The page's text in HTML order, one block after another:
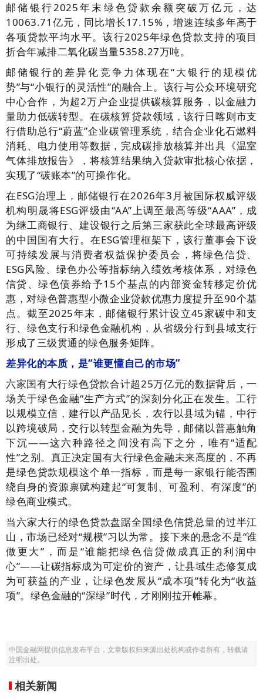
邮储银行2025年末绿色贷款余额突破万亿元，达
10063.71亿元，同比增长17.15%，增速连续多年高于
各项贷款平均水平。该行2025年绿色贷款支持的项目
折合年减排二氧化碳当量5358.27万吨。
邮储银行的差异化竞争力体现在“大银行的规模优
势”与“小银行的灵活性”的融合上。该行与公众环境研究
中心合作，为超2万户企业提供碳核算服务，以金融力
量助力低碳转型。在碳核算贷款领域，该行日喀则市支
行借助总行“蔚蓝”企业碳管理系统，结合企业化石燃料
消耗、电力使用等数据，完成碳排放核算并出具《温室
气体排放报告》，将核算结果纳入贷款审批核心依据，
实现了“碳账本”的可操作化。
在ESG治理上，邮储银行在2026年3月被国际权威评级
机构明晟将ESG评级由“AA”上调至最高等级“AAA”，成
为继工商银行、建设银行之后第三家获此全球最高评级
的中国国有大行。在ESG管理框架下，该行董事会下设
可持续发展与消费者权益保护委员会，将绿色信贷、
ESG风险、绿色办公等指标纳入绩效考核体系，对绿色
信贷、绿色债券给予15个基点的内部资金转移定价优
惠，对绿色普惠型小微企业贷款优惠力度提升至90个基
点。截至2025年末，邮储银行累计设立45家碳中和支
行、绿色支行和绿色金融机构，从省级分行到县域支行
形成了三级贯通的绿色服务矩阵。
差异化的本质，是“谁更懂自己的市场”
六家国有大行绿色贷款合计超25万亿元的数据背后，一
场关于绿色金融“生产方式”的深刻分化正在发生。工行
以规模立信，建行以产品见长，农行以县域为锚，中行
以跨境破局，交行以转型金融为先导，邮储以普惠触角
下沉——这六种路径之间没有高下之分，唯有“适配
性”之别。真正决定国有大行绿色金融未来高度的，不再
是绿色贷款规模这个单一指标，而是每一家银行能否围
绕自身的资源禀赋构建起“可复制、可盈利、有深度”的
绿色商业模式。
当六家大行的绿色贷款盘踞全国绿色信贷总量的过半江
山，市场已经对“规模”习以为常。接下来的悬念不是“谁
做更大”，而是“谁能把绿色信贷做成真正的利润中
心”——让碳指标成为可定价的资产，让县域生态修复成
为可获益的产业，让绿色发展从“成本项”转化为“收益
项”。绿色金融的“深绿”时代，才刚刚拉开帷幕。
中国金融网提供信息发布平台，文章版权归来源出处机构或作者所有，转载请
注明出处。
相关新闻